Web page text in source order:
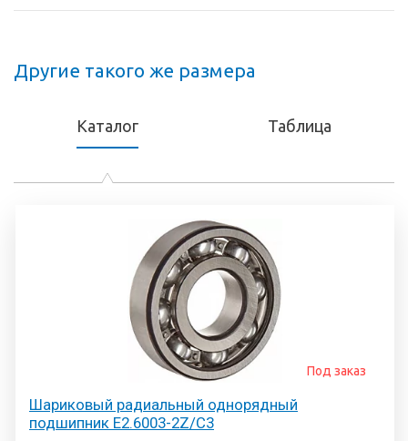
Другие такого же размера
Каталог Таблица
Шариковый радиальный однорядный
подшипник E2.6003-2Z/C3
Под заказ